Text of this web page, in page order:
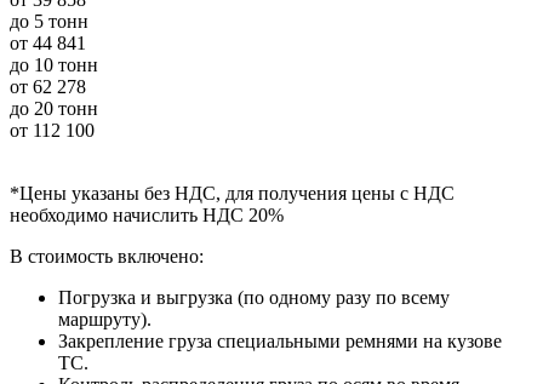
до 5 тонн
от 44 841
до 10 тонн
от 62 278
до 20 тонн
от 112 100
*Цены указаны без НДС, для получения цены с НДС
необходимо начислить НДС 20%
В стоимость включено:
Погрузка и выгрузка (по одному разу по всему
маршруту).
Закрепление груза специальными ремнями на кузове
ТС.